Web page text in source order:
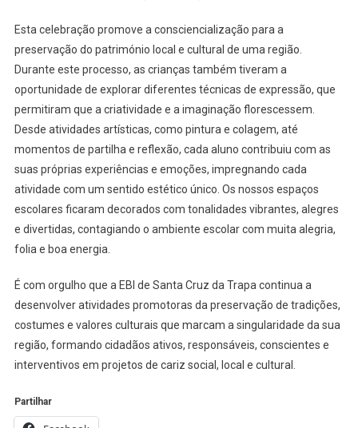
Esta celebração promove a consciencialização para a
preservação do património local e cultural de uma região.
Durante este processo, as crianças também tiveram a
oportunidade de explorar diferentes técnicas de expressão, que
permitiram que a criatividade e a imaginação florescessem.
Desde atividades artísticas, como pintura e colagem, até
momentos de partilha e reflexão, cada aluno contribuiu com as
suas próprias experiências e emoções, impregnando cada
atividade com um sentido estético único. Os nossos espaços
escolares ficaram decorados com tonalidades vibrantes, alegres
e divertidas, contagiando o ambiente escolar com muita alegria,
folia e boa energia.
É com orgulho que a EBI de Santa Cruz da Trapa continua a
desenvolver atividades promotoras da preservação de tradições,
costumes e valores culturais que marcam a singularidade da sua
região, formando cidadãos ativos, responsáveis, conscientes e
interventivos em projetos de cariz social, local e cultural.
Partilhar